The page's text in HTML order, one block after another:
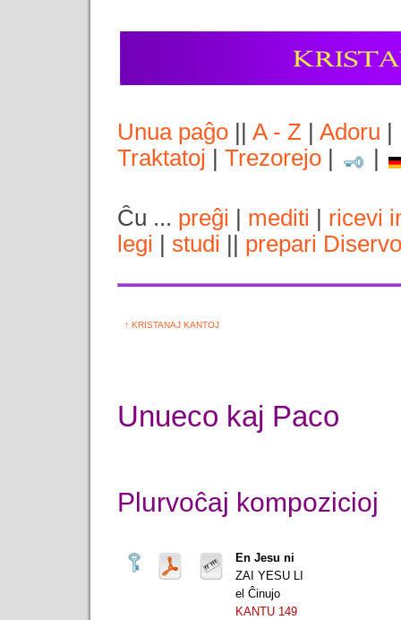
Unua paĝo ||A - Z |Adoru
Traktatoj |Trezorejo
Ĉu ... preĝi mediti
ricevi
legi
studi prepari
↑ KRISTANAJ KANTOJ
Unueco kaj Paco
Plurvoĉaj kompozicioj
En Jesu ni
ZAI YESU LI
el Ĉinujo
KANTU 149